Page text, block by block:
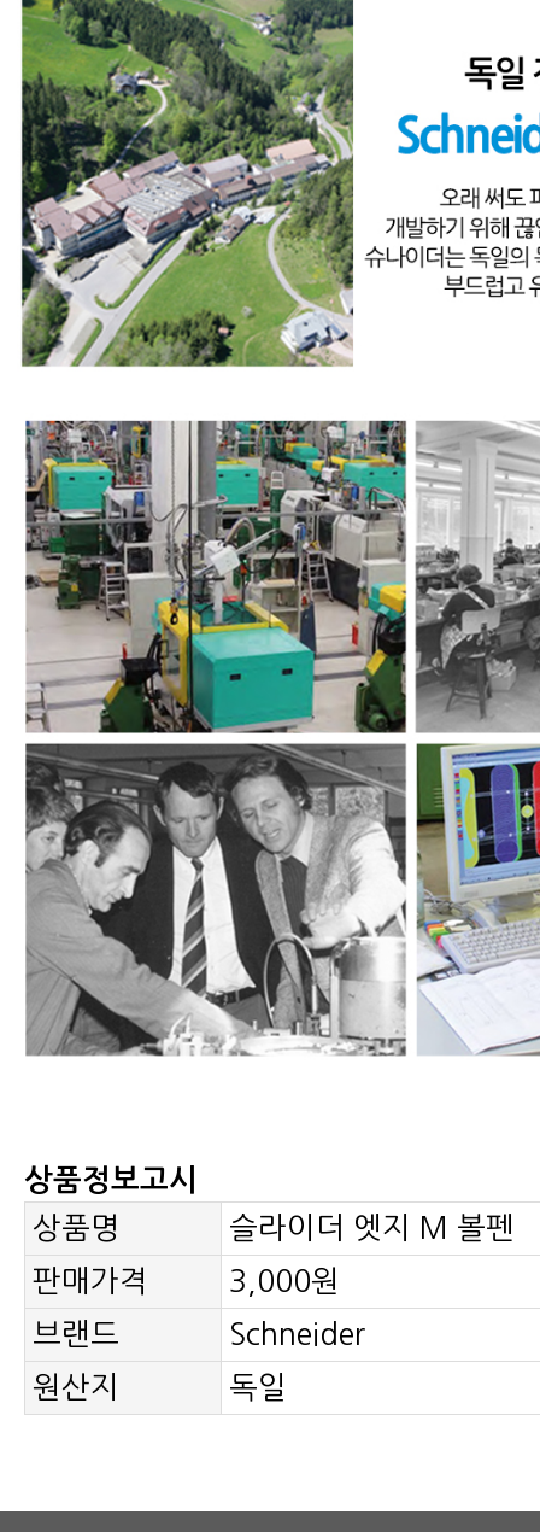
상품정보고시
상품명
슬라이더 엣지 M 볼펜
판매가격
3,000원
브랜드
Schneider
원산지
독일